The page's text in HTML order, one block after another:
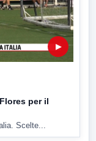
▶
per il
Scelte...